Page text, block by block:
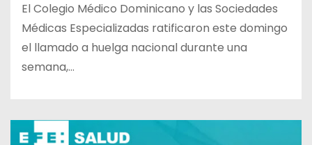
El Colegio Médico Dominicano y las Sociedades
Médicas Especializadas ratificaron este domingo
el llamado a huelga nacional durante una
semana,…